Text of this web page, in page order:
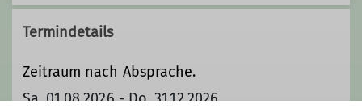
Termindetails
Zeitraum nach Absprache.
Sa. 01.08.2026 - Do. 31.12.2026